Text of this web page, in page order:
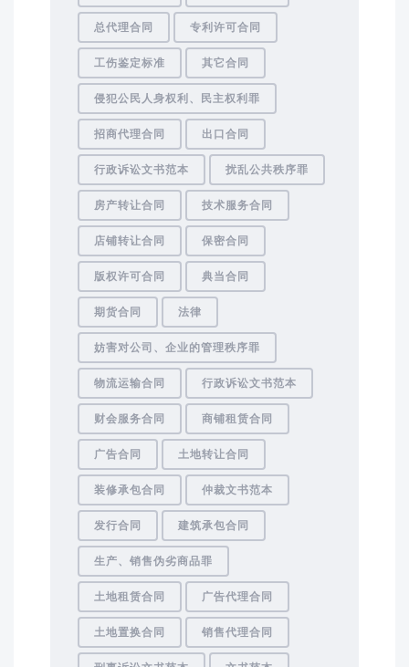
总代理合同 专利许可合同
工伤鉴定标准 其它合同
侵犯公民人身权利、民主权利罪
招商代理合同 出口合同
行政诉讼文书范本 扰乱公共秩序罪
房产转让合同 技术服务合同
店铺转让合同 保密合同
版权许可合同 典当合同
期货合同 法律
妨害对公司、企业的管理秩序罪
物流运输合同 行政诉讼文书范本
财会服务合同 商铺租赁合同
广告合同 土地转让合同
装修承包合同 仲裁文书范本
发行合同 建筑承包合同
生产、销售伪劣商品罪
土地租赁合同 广告代理合同
土地置换合同 销售代理合同